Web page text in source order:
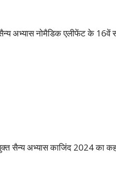
सैन्य अभ्यास नोमैडिक एलीफेंट के
सैन्य अभ्यास काजिंद 2024 का